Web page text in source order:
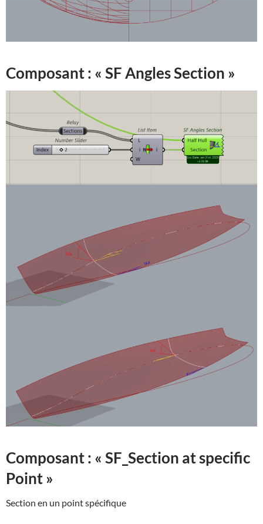
Composant : « SF Angles Section »
Composant : « SF_Section at specific
Point »
Section en un point spécifique